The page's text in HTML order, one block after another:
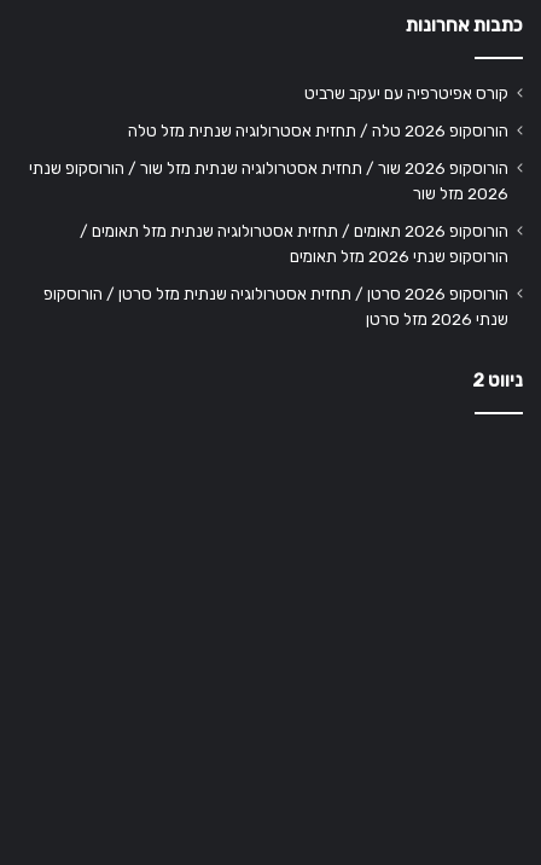
כתבות אחרונות
קורס אפיטרפיה עם יעקב שרביט
הורוסקופ 2026 טלה / תחזית אסטרולוגיה שנתית מזל טלה
הורוסקופ 2026 שור / תחזית אסטרולוגיה שנתית מזל שור / הורוסקופ שנתי
2026 מזל שור
הורוסקופ 2026 תאומים / תחזית אסטרולוגיה שנתית מזל תאומים /
הורוסקופ שנתי 2026 מזל תאומים
הורוסקופ 2026 סרטן / תחזית אסטרולוגיה שנתית מזל סרטן / הורוסקופ
שנתי 2026 מזל סרטן
ניווט 2